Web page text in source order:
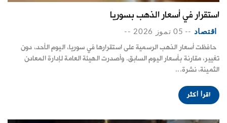
استقرار في أسعار الذهب بسوريا
اقتصاد -- 05 تموز 2026 --
حافظت أسعار الذهب الرسمية على استقرارها في سوريا، اليوم الأحد، دون
تغيير، مقارنة بأسعار اليوم السابق. وأصدرت الهيئة العامة لإدارة المعادن
الثمينة، نشرة...
اقرأ أكثر